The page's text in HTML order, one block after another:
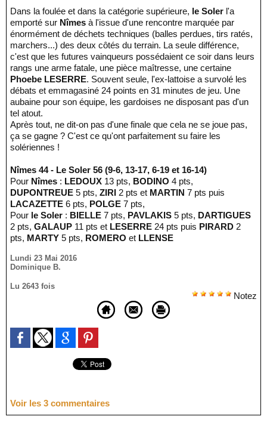
Dans la foulée et dans la catégorie supérieure, le Soler l'a
emporté sur Nîmes à l'issue d'une rencontre marquée par
énormément de déchets techniques (balles perdues, tirs ratés,
marchers...) des deux côtés du terrain. La seule différence,
c'est que les futures vainqueurs possédaient ce soir dans leurs
rangs une arme fatale, une pièce maîtresse, une certaine
Phoebe LESERRE. Souvent seule, l'ex-lattoise a survolé les
débats et emmagasiné 24 points en 31 minutes de jeu. Une
aubaine pour son équipe, les gardoises ne disposant pas d'un
tel atout.
Après tout, ne dit-on pas d'une finale que cela ne se joue pas,
ça se gagne ? C'est ce qu'ont parfaitement su faire les
solériennes !
Nîmes 44 - Le Soler 56 (9-6, 13-17, 6-19 et 16-14)
Pour Nîmes : LEDOUX 13 pts, BODINO 4 pts,
DUPONTREUE 5 pts, ZIRI 2 pts et MARTIN 7 pts puis
LACAZETTE 6 pts, POLGE 7 pts,
Pour le Soler : BIELLE 7 pts, PAVLAKIS 5 pts, DARTIGUES
2 pts, GALAUP 11 pts et LESERRE 24 pts puis PIRARD 2
pts, MARTY 5 pts, ROMERO et LLENSE
Lundi 23 Mai 2016
Dominique B.
Lu 2643 fois
Notez
Voir les 3 commentaires